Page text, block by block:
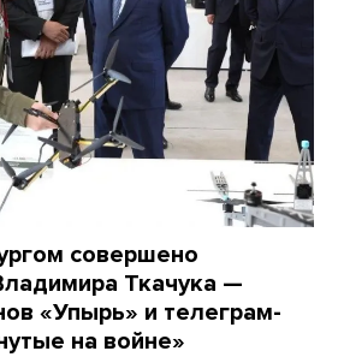
совершено
Ткачука —
«Упырь» и телеграм-
на войне»